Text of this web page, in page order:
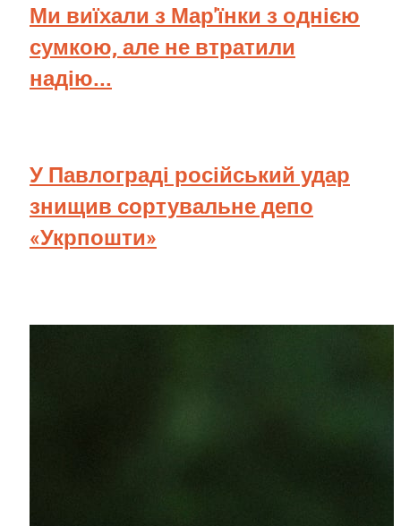
Ми виїхали з Мар'їнки з однією
сумкою, але не втратили
надію...
У Павлограді російський удар
знищив сортувальне депо
«Укрпошти»